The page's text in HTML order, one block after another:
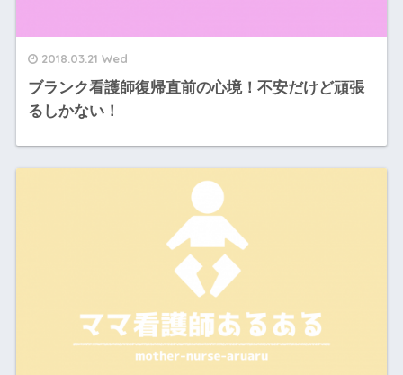
2018.03.21 Wed
ブランク看護師復帰直前の心境！不安だけど頑張
るしかない！